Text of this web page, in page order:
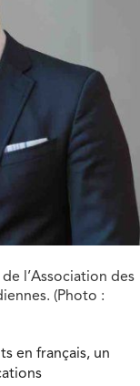
l’Association des
(Photo :
en français, un